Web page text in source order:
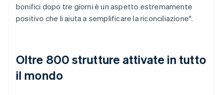
bonifici dopo tre giorni è un aspetto estremamente
positivo che li aiuta a semplificare la riconciliazione".
Oltre 800 strutture attivate in tutto
il mondo